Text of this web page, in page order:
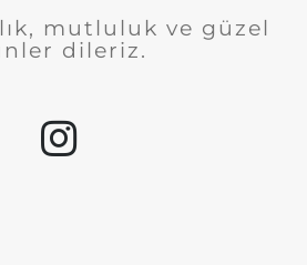
mutluluk ve güzel
dileriz.